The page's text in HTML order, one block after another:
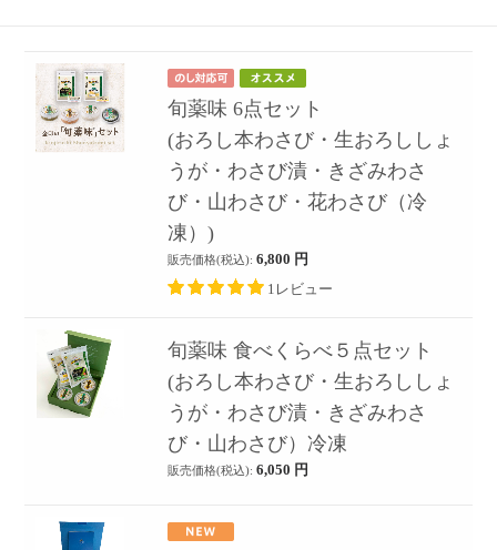
旬薬味 6点セット
(おろし本わさび・生おろししょ
うが・わさび漬・きざみわさ
び・山わさび・花わさび（冷
凍）)
販売価格(税込): 6,800 円
1レビュー
旬薬味 食べくらべ５点セット
(おろし本わさび・生おろししょ
うが・わさび漬・きざみわさ
び・山わさび）冷凍
販売価格(税込): 6,050 円